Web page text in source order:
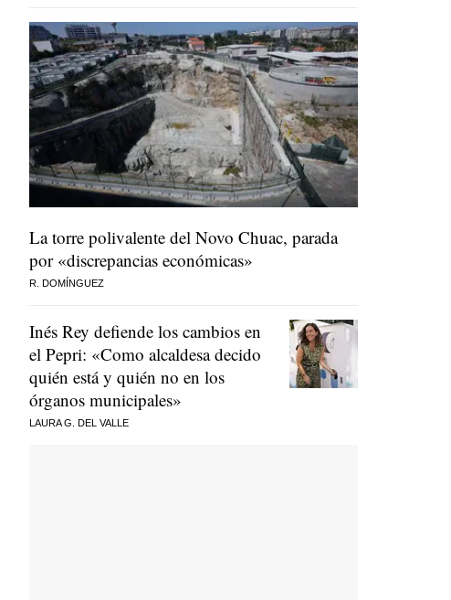
La torre polivalente del Novo Chuac, parada
por «discrepancias económicas»
R. DOMÍNGUEZ
Inés Rey defiende los cambios en
el Pepri: «Como alcaldesa decido
quién está y quién no en los
órganos municipales»
LAURA G. DEL VALLE